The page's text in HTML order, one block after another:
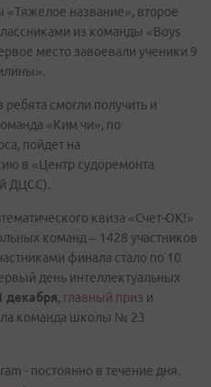
«Тяжелое название», второе
из команды «Boys
место завоевали ученики 9
смогли получить и
«Ким чи», по
пойдет на
в «Центр судоремонта
ДЦСС).
квиза «Счет-ОК!»
команд – 1428 участников
финала стало по 10
день интеллектуальных
декабря, главный приз и
команда школы № 23
- постоянно в течение дня.